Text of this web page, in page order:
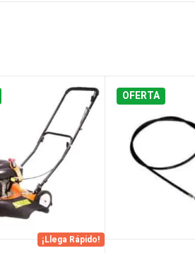
¡Llega Rápido!
OFERTA